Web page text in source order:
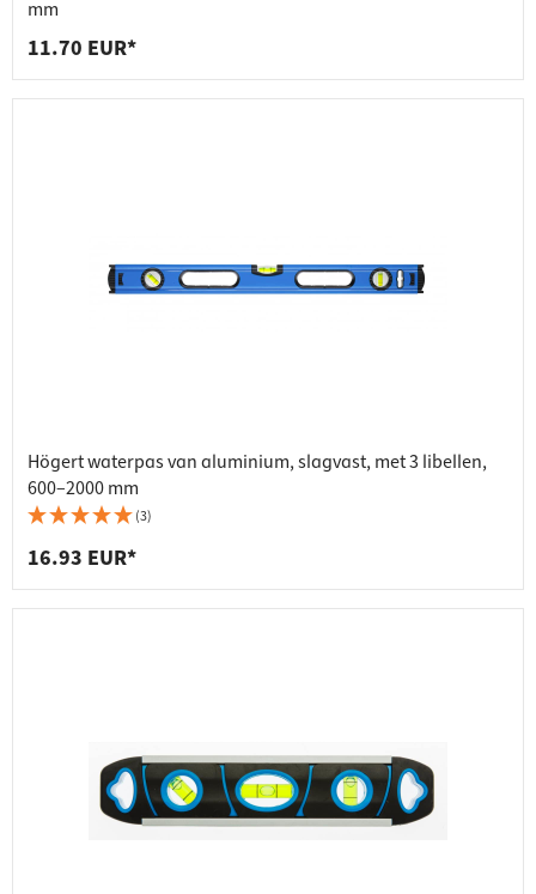
mm
11.70 EUR*
Högert waterpas van aluminium, slagvast, met 3 libellen,
600–2000 mm
(3)
16.93 EUR*